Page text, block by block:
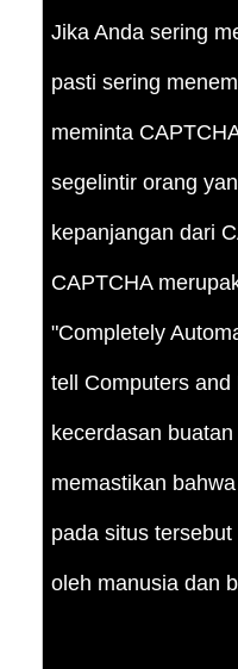
Jika Anda sering
pasti sering
meminta
segelintir orang
kepanjangan dari
CAPTCHA
"Completely
tell Computers and
kecerdasan
memastikan
pada situs
oleh manusia dan